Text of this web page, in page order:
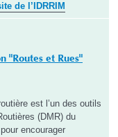
de l’IDRRIM
"Routes et Rues"
est l’un des outils
(DMR) du
encourager